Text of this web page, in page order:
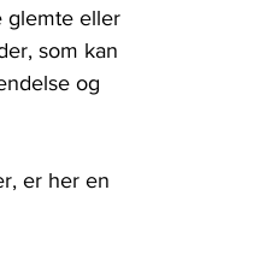
glemte eller
som kan
og
er her en